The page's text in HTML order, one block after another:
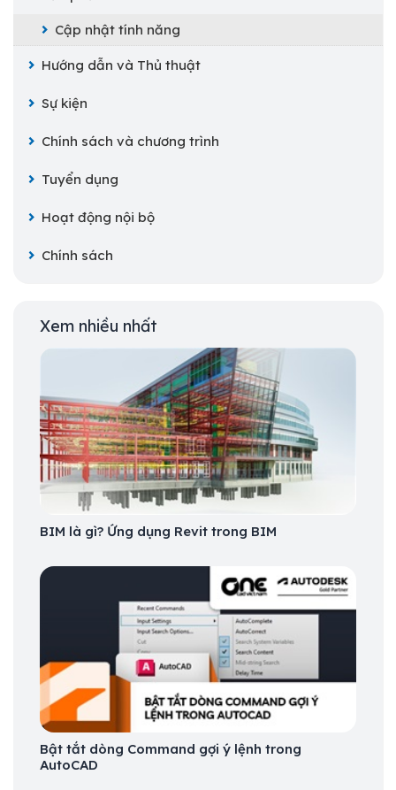
Cập nhật tính năng
Hướng dẫn và Thủ thuật
Sự kiện
Chính sách và chương trình
Tuyển dụng
Hoạt động nội bộ
Chính sách
Xem nhiều nhất
BIM là gì? Ứng dụng Revit trong BIM
Bật tắt dòng Command gợi ý lệnh trong
AutoCAD